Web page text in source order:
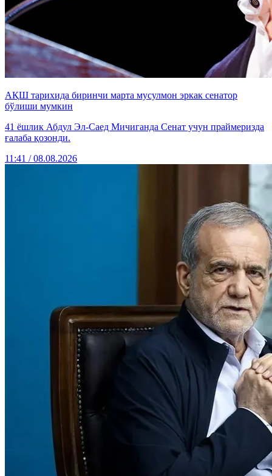
АҚШ тарихида биринчи марта мусулмон эркак сенатор
бўлиши мумкин
41 ёшлик Абдул Эл-Саед Мичиганда Сенат учун праймеризда
ғалаба қозонди.
11:41 / 08.08.2026